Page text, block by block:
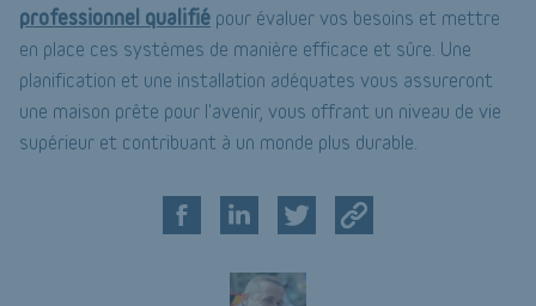
professionnel qualifié pour évaluer vos besoins et mettre
en place ces systèmes de manière efficace et sûre. Une
planification et une installation adéquates vous assureront
une maison prête pour l'avenir, vous offrant un niveau de vie
supérieur et contribuant à un monde plus durable.